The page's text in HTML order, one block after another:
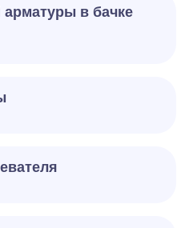
арматуры в бачке